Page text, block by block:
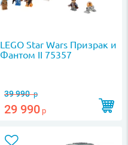
LEGO Star Wars Призрак и
Фантом II 75357
39 990р
29 990 р